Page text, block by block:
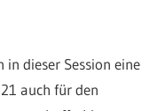
dieser Session eine
auch für den